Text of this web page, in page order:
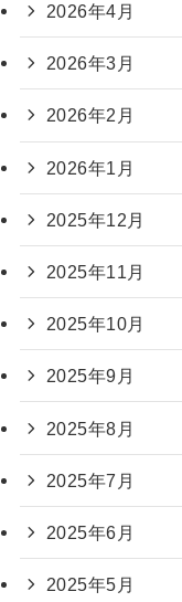
2026年4月
2026年3月
2026年2月
2026年1月
2025年12月
2025年11月
2025年10月
2025年9月
2025年8月
2025年7月
2025年6月
2025年5月